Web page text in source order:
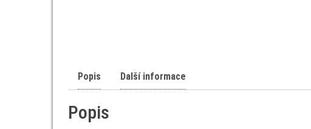
Popis Další informace
Popis